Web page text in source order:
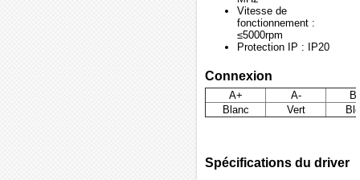
Vitesse de
fonctionnement :
≤5000rpm
Protection IP : IP20
Connexion
A+ A-
Blanc
Vert
Spécifications du driver